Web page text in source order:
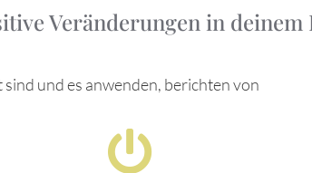
Veränderungen in deinem
und es anwenden, berichten von